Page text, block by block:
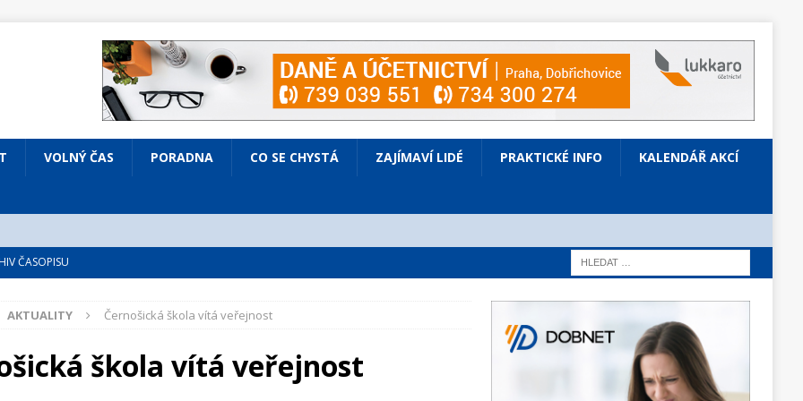
VOLNÝ ČAS PORADNA CO SE CHYSTÁ ZAJÍMAVÍ LIDÉ PRAKTICKÉ INFO KALENDÁŘ AKCÍ
ČASOPISU
VOLNÝ ČAS
Prodaná nevěsta
KULTURA
AKTUALITY Černošická škola vítá veřejnost
škola vítá veřejnost